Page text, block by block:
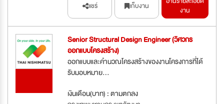
แชร์ เก็บงาน
งาน
Senior Structural Design Engineer (วิศวกร
ออกแบบโครงสร้าง)
ออกแบบและคำนวณโครงสร้างของงานโครงการที่ได้
รับมอบหมาย...
เงินเดือน(บาท) : ตามตกลง